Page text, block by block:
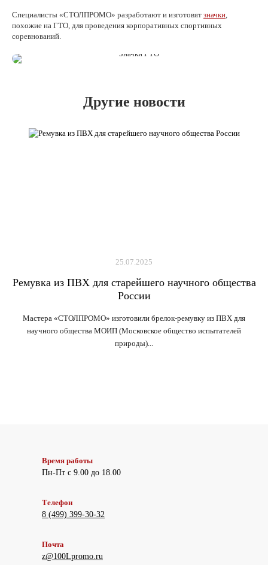
Специалисты «СТОЛПРОМО» разработают и изготовят значки,
похожие на ГТО, для проведения корпоративных спортивных
соревнований.
Другие новости
25.07.2025
Ремувка из ПВХ для старейшего научного общества
России
Мастера «СТОЛПРОМО» изготовили брелок-ремувку из ПВХ для
научного общества МОИП (Московское общество испытателей
природы)...
Время работы
Пн-Пт с 9.00 до 18.00
Телефон
8 (499) 399-30-32
Почта
z@100Lpromo.ru